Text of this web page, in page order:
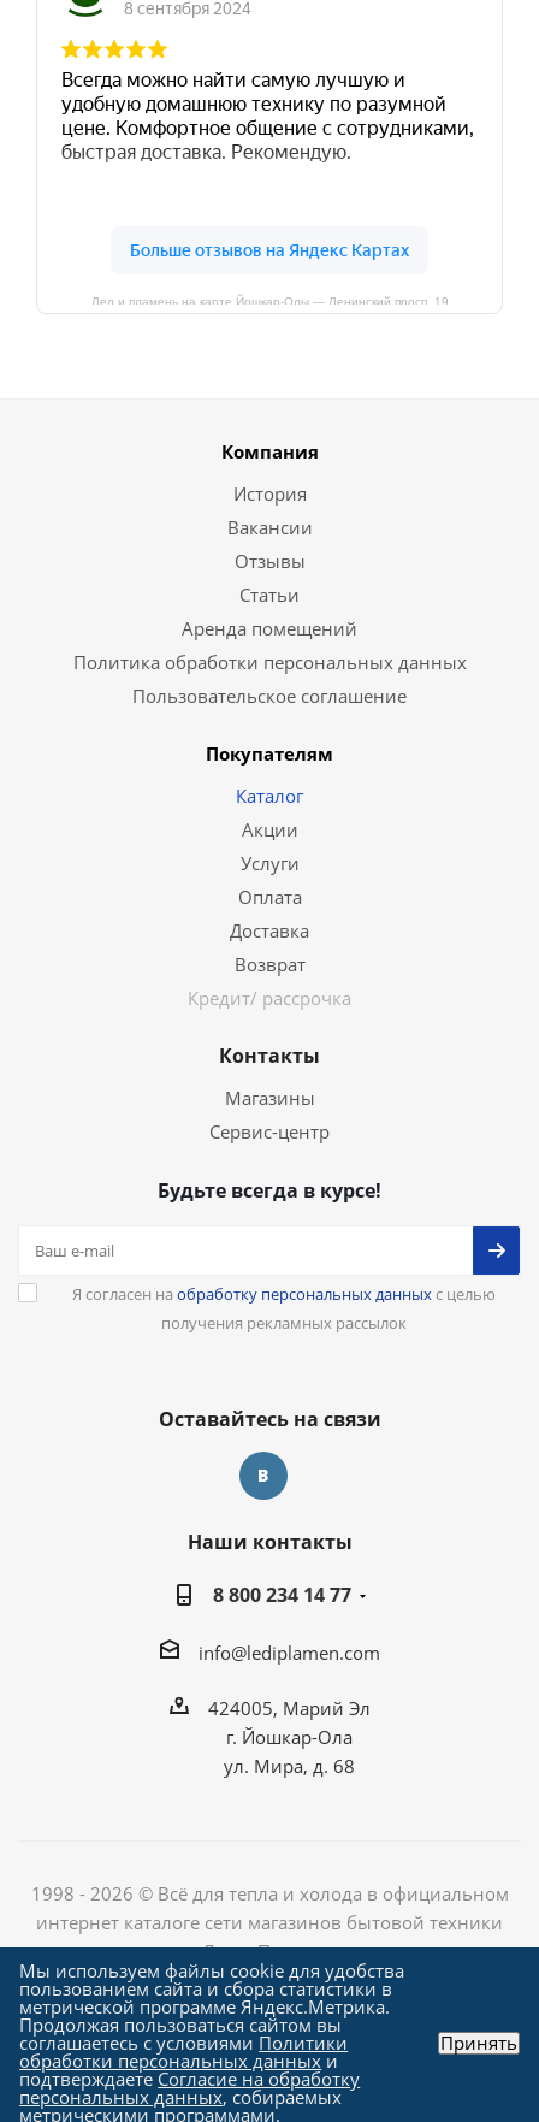
Лед и пламень на карте Йошкар‑Олы — Ленинский просп.,19
Компания
История
Вакансии
Отзывы
Статьи
Аренда помещений
Политика обработки персональных данных
Пользовательское соглашение
Покупателям
Каталог
Акции
Услуги
Оплата
Доставка
Возврат
Кредит/ рассрочка
Контакты
Магазины
Сервис-центр
Будьте всегда в курсе!
Я согласен на обработку персональных данныхс целью
получения рекламных рассылок
Оставайтесь на связи
Наши контакты
8 800 234 14 77
info@lediplamen.com
424005, Марий Эл
г. Йошкар-Ола
ул. Мира, д. 68
1998 - 2026 © Всё для тепла и холода в официальном
интернет каталоге сети магазинов бытовой техники
«Лед и Пламень»
Создание сайта компания
"Алроникс"
Мы используем файлы cookie для удобства
пользованием сайта и сбора статистики в
метрической программе Яндекс.Метрика.
Продолжая пользоваться сайтом вы
соглашаетесь с условиями Политики
обработки персональных данных и
подтверждаете Согласие на обработку
персональных данных, собираемых
метрическими программами.
Принять